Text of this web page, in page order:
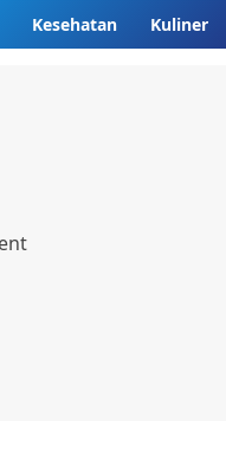
Kesehatan Kuliner